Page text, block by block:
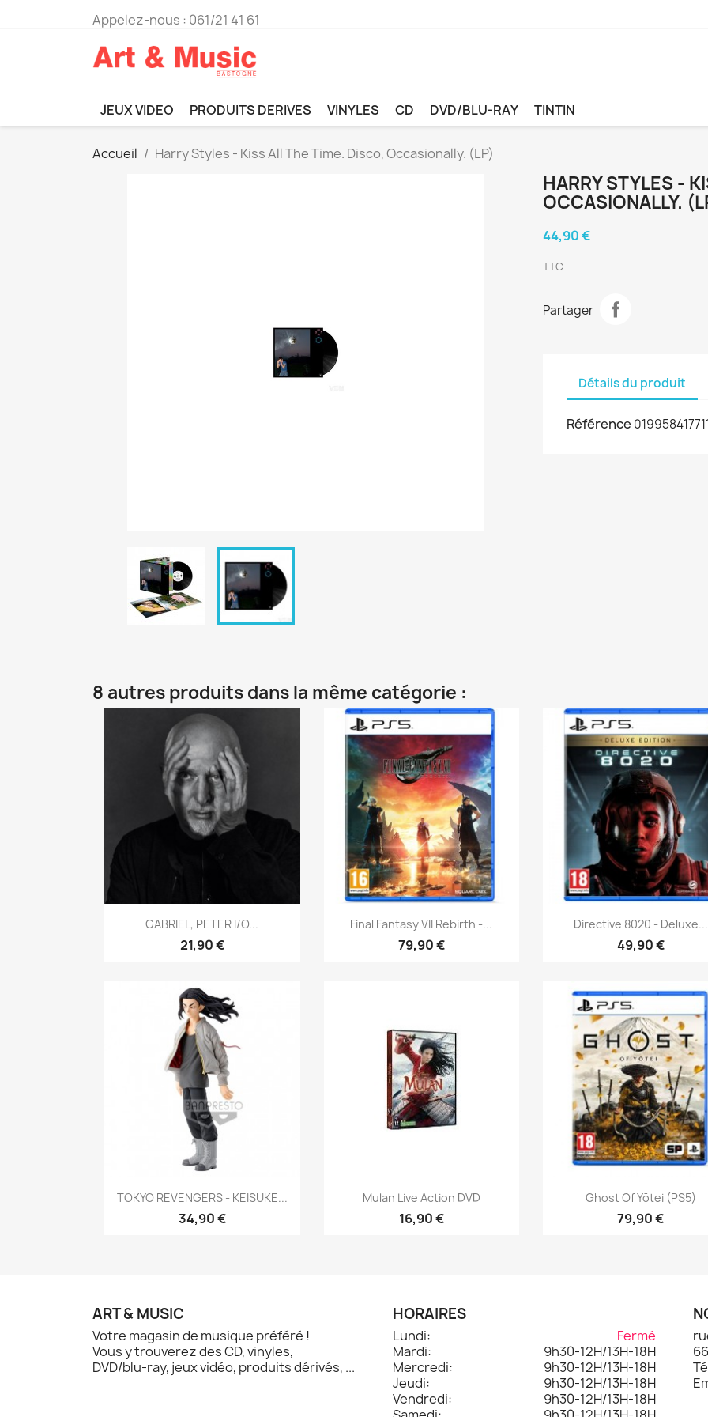
Appelez-nous : 061/21 41 61
JEUX VIDEO PRODUITS DERIVES VINYLES CD DVD/BLU-RAY TINTIN
Accueil Harry Styles - Kiss All The Time. Disco, Occasionally. (LP)
HARRY STYLES -
OCCASIONALLY.
44,90 €
TTC
Partager
Détails du produit
Référence
8 autres produits dans la même catégorie :
Aperçu rapide
GABRIEL, PETER I/O...
21,90 €
Aperçu rapide
Final Fantasy VII Rebirth -...
79,90 €
Aperçu rapide
Directive 8020 - Deluxe...
49,90 €
Aperçu rapide
TOKYO REVENGERS - KEISUKE...
34,90 €
Aperçu rapide
Mulan Live Action DVD
16,90 €
Aperçu rapide
Ghost Of Yōtei (PS5)
79,90 €
ART & MUSIC
Votre magasin de musique préféré !
Vous y trouverez des CD, vinyles,
DVD/blu-ray, jeux vidéo, produits dérivés, ...
HORAIRES
Lundi:
Fermé
Mardi:
9h30-12H/13H-18H
Mercredi:
9h30-12H/13H-18H
Jeudi:
9h30-12H/13H-18H
Vendredi:
9h30-12H/13H-18H